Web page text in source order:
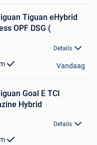
Tiguan eHybrid
OPF DSG (
Details
Vandaag
Goal E TCI
Hybrid
Details